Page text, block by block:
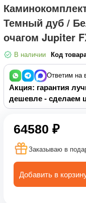
Темный дуб /
очагом Jupiter
В наличии Код
Ответим на
Акция: гарантия
дешевле - сделаем
64580 ₽
Заказываю в
Добавить в